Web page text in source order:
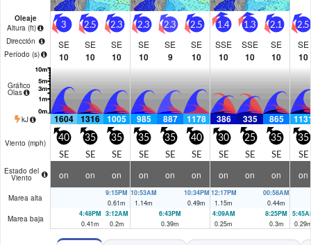
Oleaje
Altura (ft)
Dirección
Período (s)
3
SE
10
2.5
SE
10
2.3
SE
10
2.3
SE
10
2.3
SE
9
2.5
SE
10
1.4
SSE
10
1.3
SSE
10
2.1
SE
10
2.5
SE
10
Gráfico
Olas
kJ 1604 1316 1005 985 887 1178 386 335 865
Viento (mph) 40
SE
35
SE
35
SE
35
SE
35
SE
40
SE
30
SE
25
SE
35
SE
35
SE
Estado del
Viento on on on on on on on on on on
Marea alta
9:15PM
0.61m
10:53AM
1.14m
10:34PM
0.49m
12:17PM
1.15m
00:58AM
0.44m
Marea baja
4:48PM
0.41m
3:12AM
0.2m
6:43PM
0.39m
4:09AM
0.25m
8:25PM
0.3m
0.29